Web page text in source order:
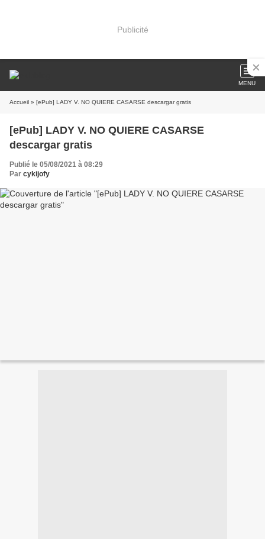
Publicité
MENU
Accueil » [ePub] LADY V. NO QUIERE CASARSE descargar gratis
[ePub] LADY V. NO QUIERE CASARSE
descargar gratis
Publié le 05/08/2021 à 08:29
Par cykijofy